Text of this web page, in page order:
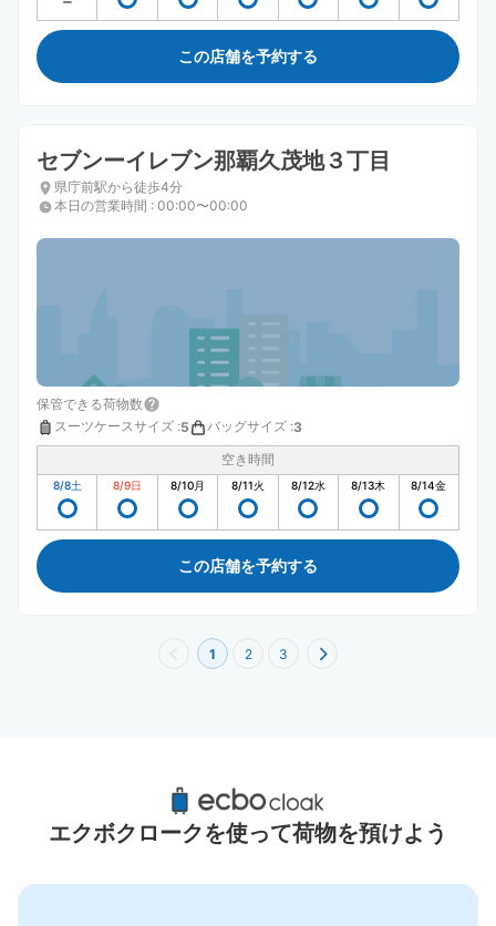
この店舗を予約する
セブンーイレブン那覇久茂地３丁目
県庁前駅から徒歩4分
本日の営業時間 : 00:00〜00:00
保管できる荷物数
スーツケースサイズ :5 バッグサイズ :3
空き時間
8/8土 8/9日 8/10月 8/11火 8/12水 8/13木 8/14金
この店舗を予約する
1 2 3
T ギャラリア 沖縄周辺のおすすめコインロッ
カー
エクボクロークを使って荷物を預けよう